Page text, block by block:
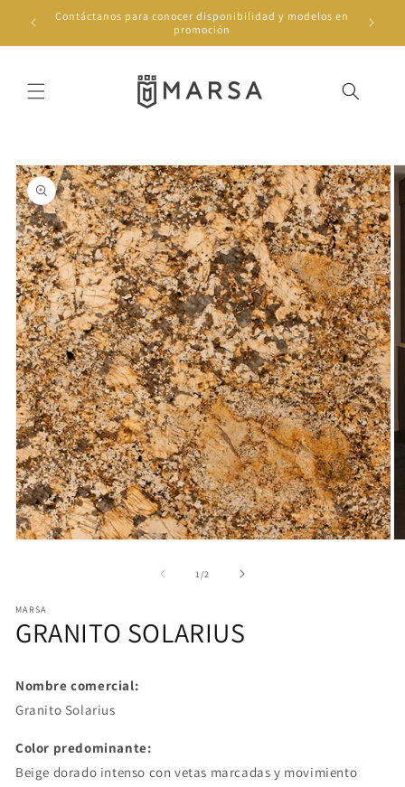
directamente
Contáctanos para conocer disponibilidad y modelos en
promoción
directamente
a la
información
del producto
una
ventana
modal
1 /de2
MARSA
GRANITO SOLARIUS
Nombre comercial:
Granito Solarius
Color predominante:
Beige dorado intenso con vetas marcadas y movimiento